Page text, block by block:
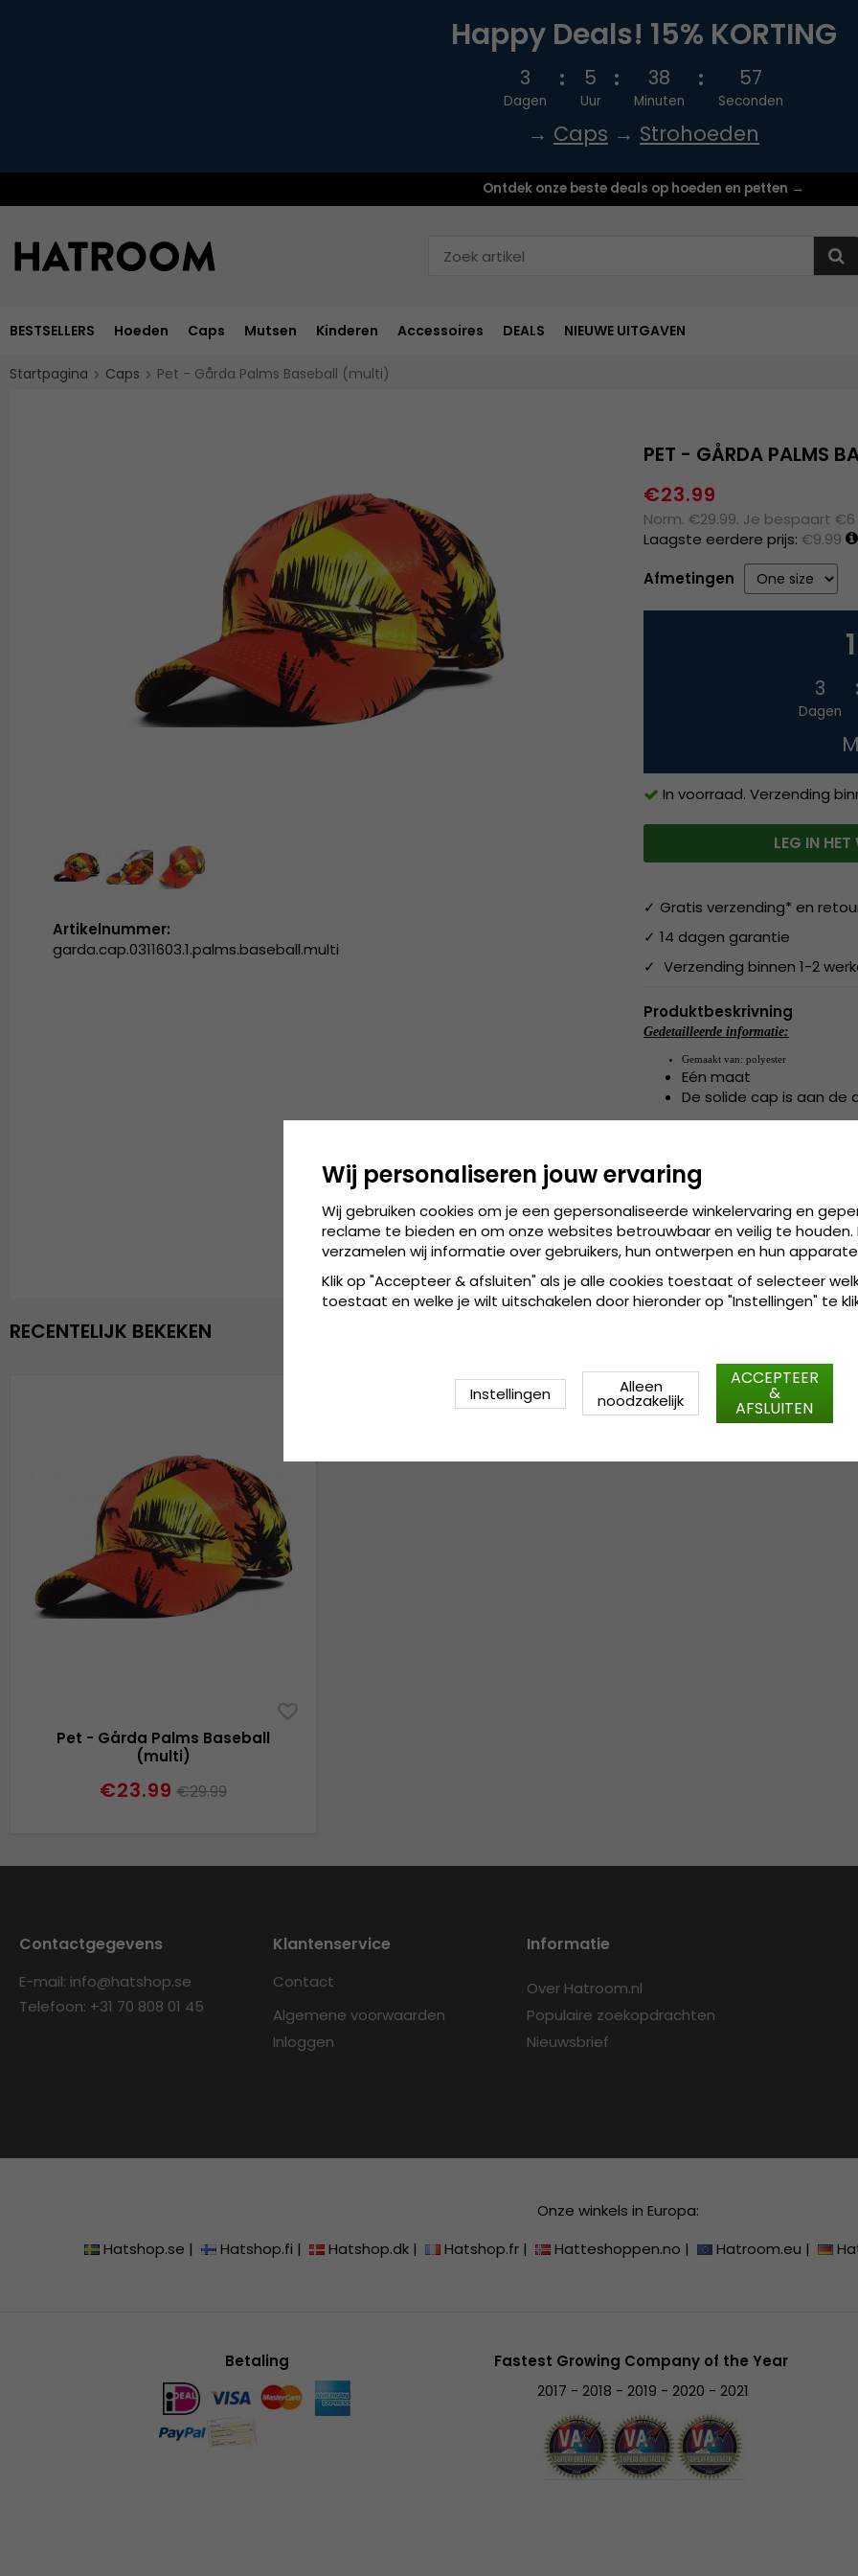
Happy Deals! 15% KORTING
3
Dagen
5
Uur
38
Minuten
56
Seconden
→ Caps → Strohoeden
Ontdek onze beste deals op hoeden en petten →
BESTSELLERS Hoeden Caps Mutsen Kinderen Accessoires DEALS NIEUWE UITGAVEN
Startpagina Caps Pet - Gårda Palms Baseball (multi)
PET - GÅRDA PALMS
€23.99
Norm. €29.99. Je bespaart €6
Laagste eerdere prijs: €9.99
Afmetingen
3
Dagen
In voorraad. Verzending
LEG IN
✓ Gratis verzending* en
✓ 14 dagen garantie
✓ Verzending binnen 1-2
Produktbeskrivning
Gedetailleerde informatie:
Gemaakt van: polyester
Eén maat
De solide cap is aan de
de cap is verkrijgbaar
Artikelnummer:
garda.cap.0311603.1.palms.baseball.multi
RECENTELIJK BEKEKEN
Pet - Gårda Palms Baseball
(multi)
€23.99 €29.99
Contactgegevens
E-mail: info@hatshop.se
Telefoon: +31 70 808 01 45
Klantenservice
Contact
Algemene voorwaarden
Inloggen
Informatie
Over Hatroom.nl
Populaire zoekopdrachten
Nieuwsbrief
Onze winkels in Europa:
Hatshop.se | Hatshop.fi | Hatshop.dk | Hatshop.fr | Hatteshoppen.no | Hatroom.eu |
Betaling
Fastest Growing Company of the Year
2017 - 2018 - 2019 - 2020 - 2021
Wij personaliseren jouw ervaring
Wij gebruiken cookies om je een gepersonaliseerde winkelervaring en
reclame te bieden en om onze websites betrouwbaar en veilig te houden.
verzamelen wij informatie over gebruikers, hun ontwerpen en hun
Klik op "Accepteer & afsluiten" als je alle cookies toestaat of selecteer
toestaat en welke je wilt uitschakelen door hieronder op "Instellingen" te
Instellingen Alleen
noodzakelijk
ACCEPTEER
&
AFSLUITEN